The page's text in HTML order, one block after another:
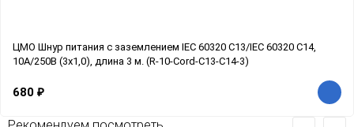
ЦМО Шнур питания с заземлением IEC 60320 C13/IEC 60320 C14,
10А/250В (3x1,0), длина 3 м. (R-10-Cord-C13-C14-3)
680 ₽